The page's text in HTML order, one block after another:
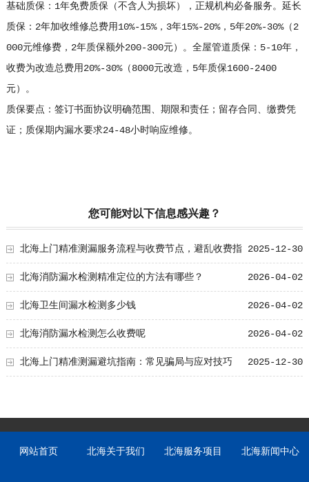
基础质保：1年免费质保（不含人为损坏），正规机构必备服务。延长
质保：2年加收维修总费用10%-15%，3年15%-20%，5年20%-30%（2
000元维修费，2年质保额外200-300元）。全屋管道质保：5-10年，
收费为改造总费用20%-30%（8000元改造，5年质保1600-2400
元）。
质保要点：签订书面协议明确范围、期限和责任；留存合同、缴费凭
证；质保期内漏水要求24-48小时响应维修。
您可能对以下信息感兴趣？
2025-12-30
北海上门精准测漏服务流程与收费节点，避乱收费指
南 2026-04-02
北海消防漏水检测精准定位的方法有哪些？
2026-04-02
北海卫生间漏水检测多少钱
2026-04-02
北海消防漏水检测怎么收费呢
2025-12-30
北海上门精准测漏避坑指南：常见骗局与应对技巧
网站首页 北海关于我们 北海服务项目 北海新闻中心